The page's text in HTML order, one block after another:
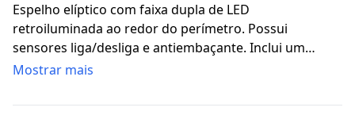
Espelho elíptico com faixa dupla de LED
retroiluminada ao redor do perímetro. Possui
sensores liga/desliga e antiembaçante. Inclui um
espelho de aumento de 3x. Tecnologia 3-LED (3000K
oceano.
Mostrar mais